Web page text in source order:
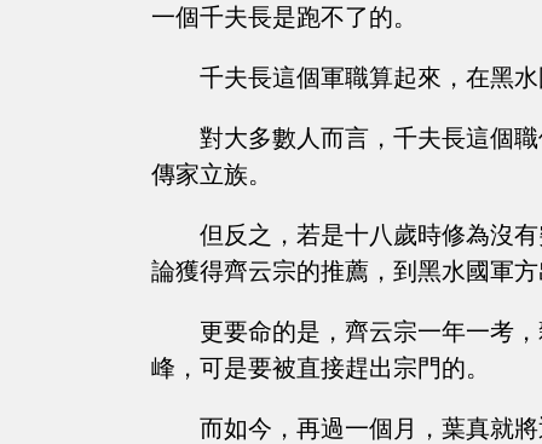
一個千夫長是跑不了的。
千夫長這個軍職算起來，在黑
對大多數人而言，千夫長這個
傳家立族。
但反之，若是十八歲時修為沒
論獲得齊云宗的推薦，到黑水國軍
更要命的是，齊云宗一年一考
峰，可是要被直接趕出宗門的。
而如今，再過一個月，葉真就